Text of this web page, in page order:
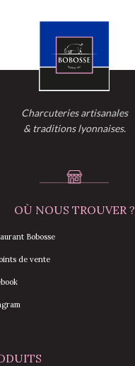
Charcuteries artisanales
& traditions lyonnaises.
OÙ NOUS TROUVER ?
Bobosse
de vente